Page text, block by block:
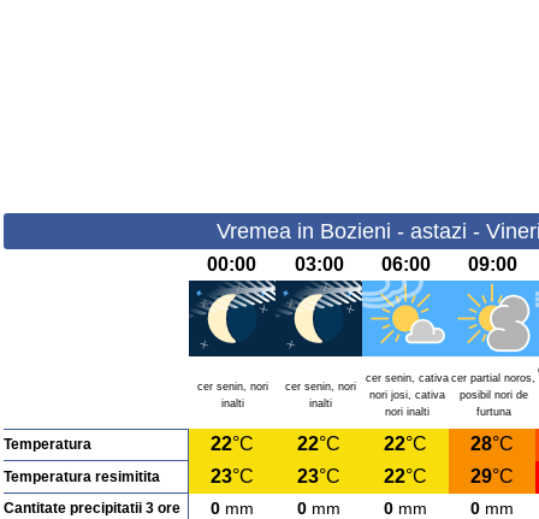
Vremea in Bozieni - astazi -
00:00 03:00 06:00 09:00
cer senin, nori
inalti
cer senin, nori
inalti
cer senin, cativa
nori josi, cativa
nori inalti
cer partial noros,
posibil nori de
furtuna
Temperatura 22°C 22°C 22°C 28°C
Temperatura resimitita 23°C 23°C 22°C 29°C
Cantitate precipitatii 3 ore 0 mm 0 mm 0 mm 0 mm